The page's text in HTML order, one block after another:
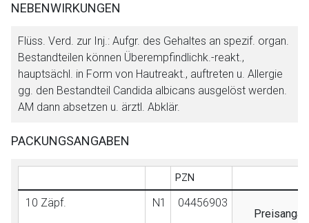
NEBENWIRKUNGEN
Flüss. Verd. zur Inj.: Aufgr. des Gehaltes an spezif. organ.
Bestandteilen können Überempfindlichk.-reakt.,
hauptsächl. in Form von Hautreakt., auftreten u. Allergie
gg. den Bestandteil Candida albicans ausgelöst werden.
AM dann absetzen u. ärztl. Abklär.
PACKUNGSANGABEN
PZN
10 Zäpf. N1
04456903